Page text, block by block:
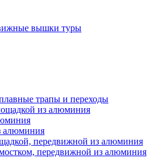
вышки туры
трапы и переходы
из алюминия
алюминия
передвижной из алюминия
передвижной из алюминия